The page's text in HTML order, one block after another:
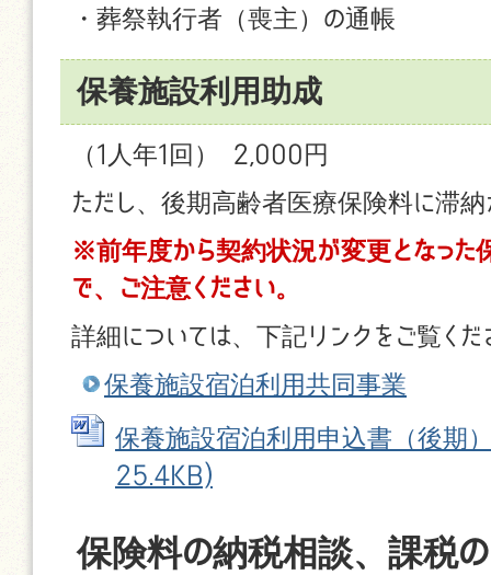
・葬祭執行者（喪主）の通帳
保養施設利用助成
（1人年1回） 2,000円
ただし、後期高齢者医療保険料に滞納
※前年度から契約状況が変更となった
で、ご注意ください。
詳細については、下記リンクをご覧くだ
保養施設宿泊利用共同事業
保養施設宿泊利用申込書（後期
25.4KB)
保険料の納税相談、課税の